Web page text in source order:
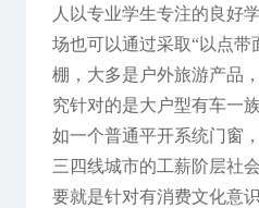
人以专业学生专注的良好
场也可以通过采取“以点带
棚，大多是户外旅游产品
究针对的是大户型有车一
如一个普通平开系统门窗
三四线城市的工薪阶层社
要就是针对有消费文化意